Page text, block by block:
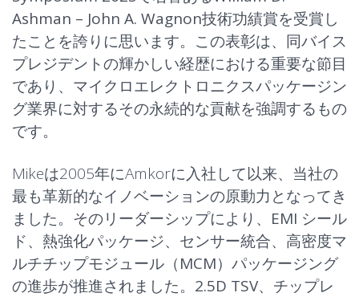
Ashman – John A. Wagnon技術功績賞を受賞し
たことを誇りに思います。この表彰は、同バイス
プレジデントの輝かしい経歴における重要な節目
であり、マイクロエレクトロニクスパッケージン
グ業界に対するその永続的な貢献を強調するもの
です。
Mikeは2005年にAmkorに入社して以来、当社の
最も革新的なイノベーションの原動力となってき
ました。そのリーダーシップにより、 EMI シール
ド、 熱強化パッケージ、 センサー統合、 高密度マ
ルチチップモジュール（MCM）パッケージング
の進歩が推進されました。 2.5D TSV、 チップレ